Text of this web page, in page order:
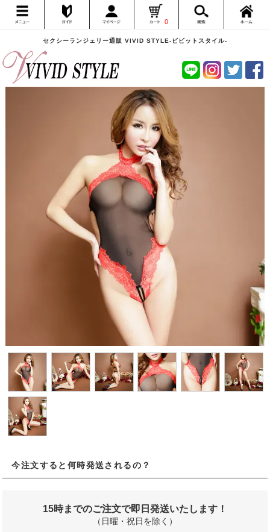
セクシーランジェリー通販 VIVID STYLE-ビビットスタイル-
0
今注文すると何時発送されるの？
15時までのご注文で即日発送いたします！
（日曜・祝日を除く）